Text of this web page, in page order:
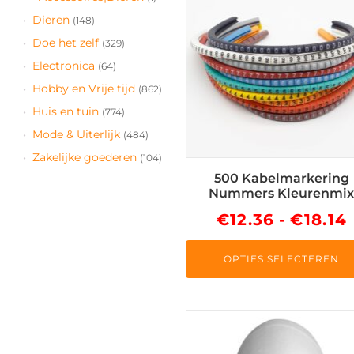
Dieren (148)
Doe het zelf (329)
Electronica (64)
Hobby en Vrije tijd (862)
Huis en tuin (774)
Mode & Uiterlijk (484)
Zakelijke goederen (104)
500 Kabelmarkering
Nummers Kleurenmix
€12.36 - €18.14
OPTIES SELECTEREN
meerdere
variaties.
Deze
optie
productpagina